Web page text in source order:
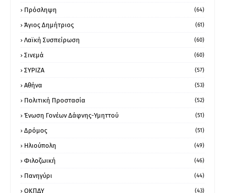
Πρόσληψη (64)
Άγιος Δημήτριος (61)
Λαϊκή Συσπείρωση (60)
Σινεμά (60)
ΣΥΡΙΖΑ (57)
Αθήνα (53)
Πολιτική Προστασία (52)
Ένωση Γονέων Δάφνης-Υμηττού (51)
Δρόμος (51)
Ηλιούπολη (49)
Φιλοζωική (46)
Πανηγύρι (44)
ΟΚΠΔΥ (43)